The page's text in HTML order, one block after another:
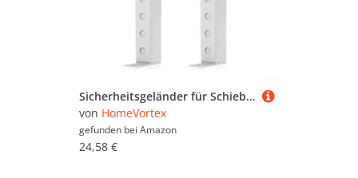
Sicherheitsgeländer für Schiebefenster mit verstellbarer Länge, Metallkonstruktion, um Stürze zu verhindern und Kinder und Haustiere zu schützen (2 Stück 25 cm)
von HomeVortex
gefunden bei Amazon
24,58 €